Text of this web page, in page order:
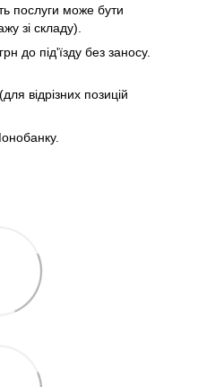
послуги може бути
зі складу).
до під'їзду без заносу.
відрізних позицій